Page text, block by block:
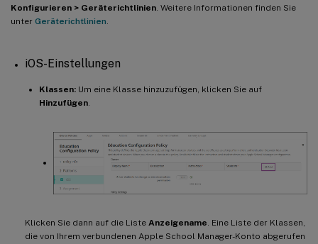
Konfigurieren > Geräterichtlinien . Weitere Informationen finden Sie
unter Geräterichtlinien
iOS-Einstellungen
Klassen: Um eine Klasse hinzuzufügen, klicken Sie auf
Hinzufügen
Klicken Sie dann auf die Liste Anzeigename. Eine Liste der Klassen,
die von Ihrem verbundenen Apple School Manager-Konto abgerufen